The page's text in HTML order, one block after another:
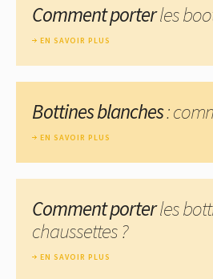
Comment porterles
EN SAVOIR PLUS
Bottines blanches:
EN SAVOIR PLUS
Comment porterles
chaussettes ?
EN SAVOIR PLUS